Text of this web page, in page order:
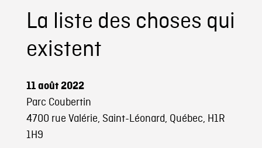
La liste des choses qui
existent
11 août 2022
Parc Coubertin
4700 rue Valérie, Saint-Léonard, Québec, H1R
1H9